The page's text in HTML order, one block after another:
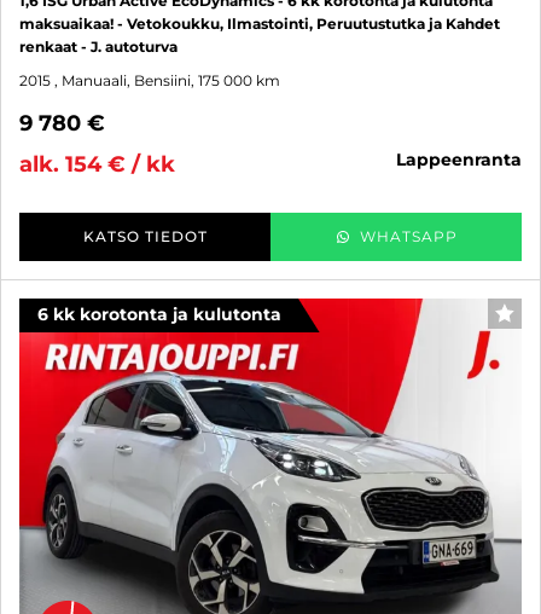
maksuaikaa! - Vetokoukku, Ilmastointi, Peruutustutka ja Kahdet
renkaat - J. autoturva
2015 , Manuaali, Bensiini, 175 000 km
9 780 €
alk. 154 € / kk
lappeenranta
KATSO TIEDOT WHATSAPP
6 kk korotonta ja kulutonta